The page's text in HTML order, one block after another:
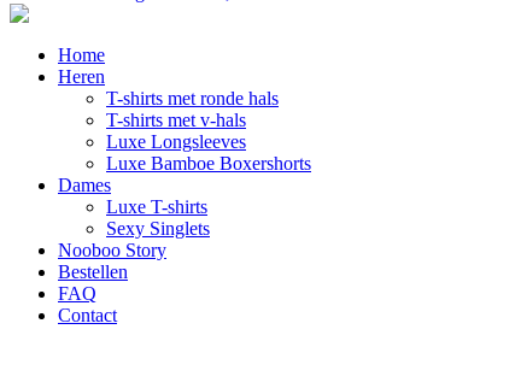
Home
Heren
T-shirts met ronde hals
T-shirts met v-hals
Luxe Longsleeves
Luxe Bamboe Boxershorts
Dames
Luxe T-shirts
Sexy Singlets
Nooboo Story
Bestellen
FAQ
Contact